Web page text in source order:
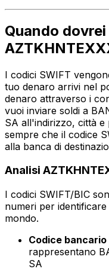
Quando
I codici SWIFT
tuo denaro arrivi nel
denaro attraverso i
vuoi inviare soldi a
SA all'indirizzo, città e
sempre che il codice
alla banca di
Analisi
I codici SWIFT/BIC
numeri per
mondo.
Codice bancario
rappresentano
SA